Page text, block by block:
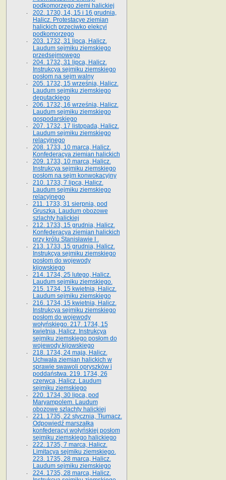
podkomorzego ziemi halickiej
202. 1730, 14, 15 i 16 grudnia,
Halicz. Protestacye ziemian
halickich przeciwko elekcyi
podkomorzego
203. 1732, 31 lipca, Halicz.
Laudum sejmiku ziemskiego
przedsejmowego
204. 1732, 31 lipca, Halicz.
Instrukcya sejmiku ziemskiego
posłom na sejm walny
205. 1732, 15 września, Halicz.
Laudum sejmiku ziemskiego
deputackiego
206. 1732, 16 września, Halicz.
Laudum sejmiku ziemskiego
gospodarskiego
207. 1732, 17 listopada, Halicz.
Laudum sejmiku ziemskiego
relacyjnego
208. 1733, 10 marca, Halicz.
Konfederacya ziemian halickich­
209. 1733, 10 marca, Halicz.
Instrukcya sejmiku ziemskiego
posłom na sejm konwokacyjny
210. 1733, 7 lipca, Halicz.
Laudum sejmiku ziemskiego
relacyjnego
211. 1733, 31 sierpnia, pod
Gruszką. Laudum obozowe
szlachty halickiej
212. 1733, 15 grudnia, Halicz.
Konfederacya ziemian halickich
przy królu Stanisławie I .
213. 1733, 15 grudnia, Halicz.
Instrukcya sejmiku ziemskiego
posłom do wojewody
kijowskiego
214. 1734, 25 lutego, Halicz.
Laudum sejmiku ziemskiego.
215. 1734, 15 kwietnia, Halicz.
Laudum sejmiku ziemskiego
216. 1734, 15 kwietnia, Halicz.
Instrukcya sejmiku ziemskiego
posłom do wojewody
wołyńskiego. 217. 1734, 15
kwietnia, Halicz. Instrukcya
sejmiku ziemskiego posłom do
wojewody kijowskiego
218. 1734, 24 maja, Halicz.
Uchwała ziemian halickich w
sprawie swawoli opryszków i
poddaństwa. 219. 1734, 26
czerwca, Halicz. Laudum
sejmiku ziemskiego
220. 1734, 30 lipca, pod
Maryampolem. Laudum
obozowe szlachty halickiej
221. 1735, 22 stycznia, Tłumacz.
Odpowiedź marszałka
konfederacyi wołyńskiej posłom
sejmiku ziemskiego halickiego
222. 1735, 7 marca, Halicz.
Limitacya sejmiku ziemskiego.
223. 1735, 28 marca, Halicz.
Laudum sejmiku ziemskiego
224. 1735, 28 marca, Halicz.